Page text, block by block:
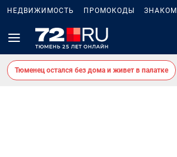
НЕДВИЖИМОСТЬ ПРОМОКОДЫ
Тюменец остался без дома и живет в палатке